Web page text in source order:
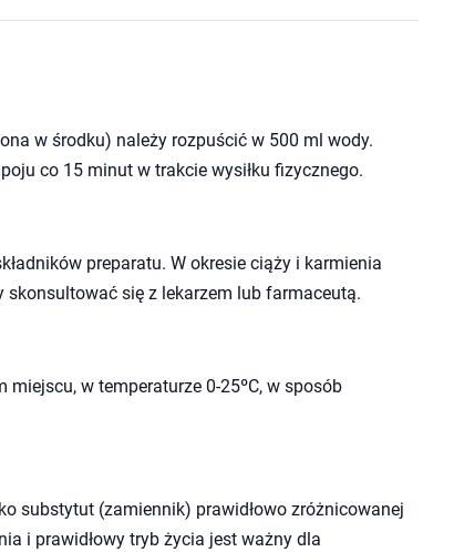
w środku) należy rozpuścić w 500 ml wody.
co 15 minut w trakcie wysiłku fizycznego.
preparatu. W okresie ciąży i karmienia
się z lekarzem lub farmaceutą.
w temperaturze 0-25ºC, w sposób
substytut (zamiennik) prawidłowo zróżnicowanej
i prawidłowy tryb życia jest ważny dla